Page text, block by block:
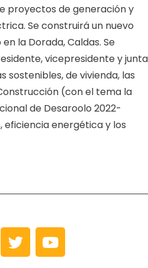
proyectos de generación y
Se construirá un nuevo
la Dorada, Caldas. Se
vicepresidente y junta
sostenibles, de vivienda, las
(con el tema la
de Desaroolo 2022-
energética y los